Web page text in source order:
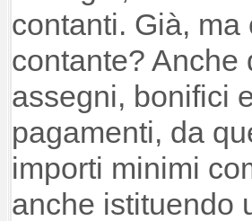
contanti. Già,
contante? Anche
assegni, bonifici
pagamenti, da
importi minimi
anche istituendo